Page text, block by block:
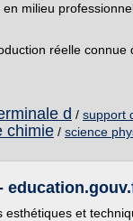
milieu
réelle connue
d / support
chimie / science
esthétiques et